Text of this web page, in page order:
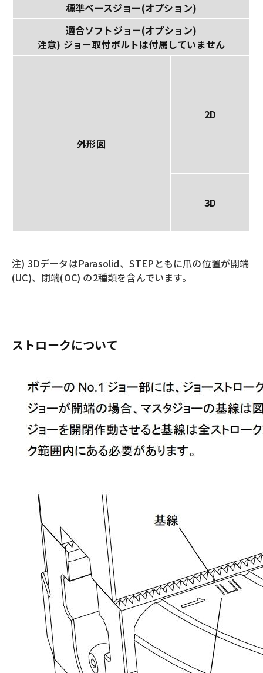
標準ベースジョー(オプション)
適合ソフトジョー(オプション)
注意) ジョー取付ボルトは付属していません
外形図
2D
3D
注) 3DデータはParasolid、STEPともに爪の位置が開端
(UC)、閉端(OC) の2種類を含んでいます。
ストロークについて